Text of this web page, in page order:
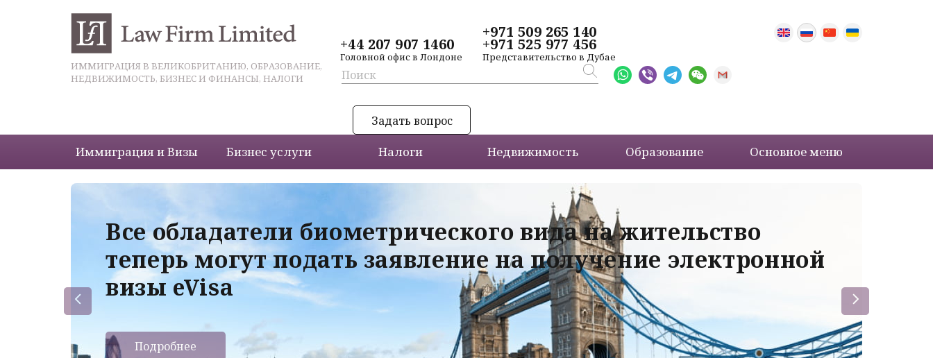
ИММИГРАЦИЯ В ВЕЛИКОБРИТАНИЮ, ОБРАЗОВАНИЕ,
НЕДВИЖИМОСТЬ, БИЗНЕС И ФИНАНСЫ, НАЛОГИ
+44 207 907 1460
Головной офис в Лондоне
+971 509 265 140
+971 525 977 456
Представительство в Дубае
Задать вопрос
Иммиграция и Визы Бизнес услуги Налоги Недвижимость Образование Основное меню
Все обладатели биометрического вида на жительство
теперь могут подать заявление на получение электронной
визы eVisa
Подробнее